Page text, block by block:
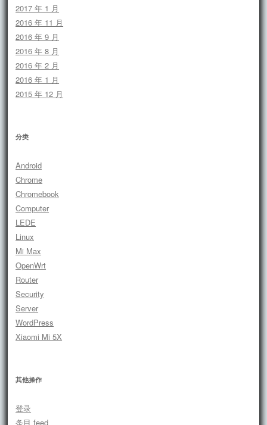
2017 年 1 月
2016 年 11 月
2016 年 9 月
2016 年 8 月
2016 年 2 月
2016 年 1 月
2015 年 12 月
分类
Android
Chrome
Chromebook
Computer
LEDE
Linux
Mi Max
OpenWrt
Router
Security
Server
WordPress
Xiaomi Mi 5X
其他操作
登录
条目 feed